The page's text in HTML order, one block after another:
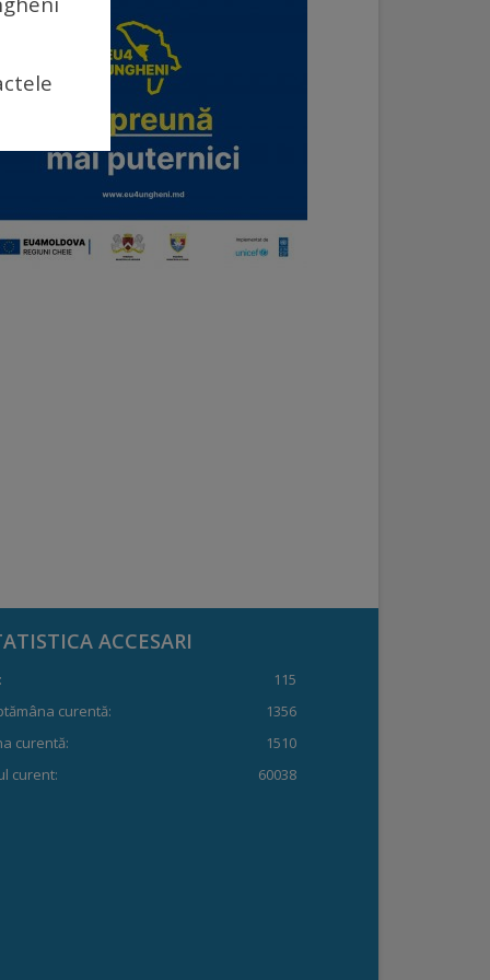
ACCESARI
115
curentă:
1356
curentă:
1510
curent:
60038